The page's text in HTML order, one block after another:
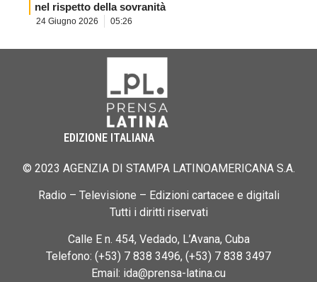
nel rispetto della sovranità
24 Giugno 2026 05:26
EDIZIONE ITALIANA
© 2023 AGENZIA DI STAMPA LATINOAMERICANA S.A.
Radio – Televisione – Edizioni cartacee e digitali
Tutti i diritti riservati
Calle E n. 454, Vedado, L’Avana, Cuba
Telefono: (+53) 7 838 3496, (+53) 7 838 3497
Email: ida@prensa-latina.cu